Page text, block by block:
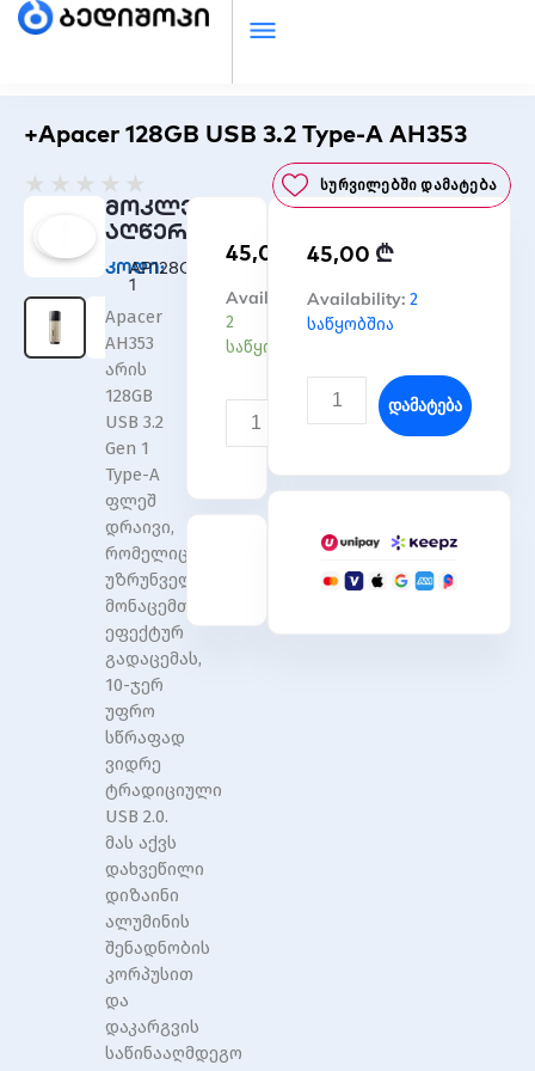
+Apacer 128GB USB 3.2 Type-A AH353
★ ★ ★ ★ ★
0
out
5
Სურვილებში Დამატება
მოკლე
აღწერა
კოდი:
AP128GAH353C-
1
Apacer
AH353
არის
128GB
USB 3.2
Gen 1
Type-A
ფლეშ
დრაივი,
რომელიც
უზრუნველყოფს
მონაცემთა
ეფექტურ
გადაცემას,
10-ჯერ
უფრო
სწრაფად
ვიდრე
ტრადიციული
USB 2.0.
მას აქვს
დახვეწილი
დიზაინი
ალუმინის
შენადნობის
კორპუსით
და
დაკარგვის
საწინააღმდეგო
45,00 ₾
Availability:
2
საწყობშია
რაოდენობა:
+Apacer
128GB
Type-
Დამატება
45,00 ₾
Availability: 2
საწყობშია
რაოდენობა:
+Apacer
Დამატება